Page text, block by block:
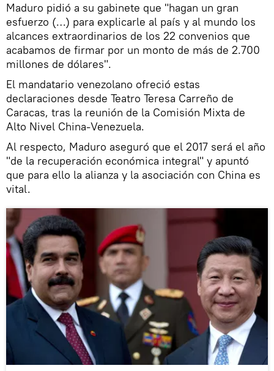
Maduro pidió a su gabinete que "hagan un gran
esfuerzo (…) para explicarle al país y al mundo los
alcances extraordinarios de los 22 convenios que
acabamos de firmar por un monto de más de 2.700
millones de dólares".
El mandatario venezolano ofreció estas
declaraciones desde Teatro Teresa Carreño de
Caracas, tras la reunión de la Comisión Mixta de
Alto Nivel China-Venezuela.
Al respecto, Maduro aseguró que el 2017 será el año
"de la recuperación económica integral" y apuntó
que para ello la alianza y la asociación con China es
vital.